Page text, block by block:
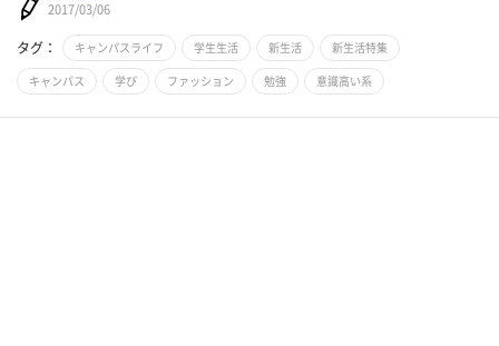
2017/03/06
タグ： キャンパスライフ 学生生活 新生活 新生活特集
キャンパス 学び ファッション 勉強 意識高い系